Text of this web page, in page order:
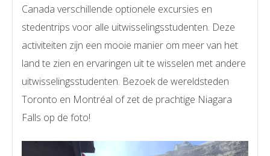
Canada verschillende optionele excursies en
stedentrips voor alle uitwisselingsstudenten. Deze
activiteiten zijn een mooie manier om meer van het
land te zien en ervaringen uit te wisselen met andere
uitwisselingsstudenten. Bezoek de wereldsteden
Toronto en Montréal of zet de prachtige Niagara
Falls op de foto!